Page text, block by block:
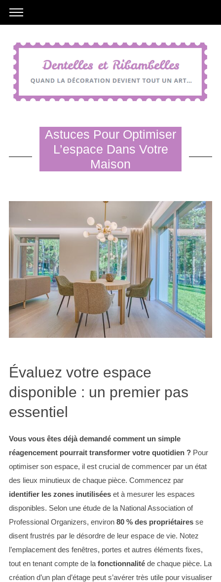
Astuces Pour Optimiser
L’espace Dans Votre
Maison
Évaluez votre espace
disponible : un premier pas
essentiel
Vous vous êtes déjà demandé comment un simple
réagencement pourrait transformer votre quotidien ?Pour
optimiser son espace, il est crucial de commencer par un état
des lieux minutieux de chaque pièce. Commencez par
identifier les zones inutiliséeset à mesurer les espaces
disponibles. Selon une étude de la National Association of
Professional Organizers, environ 80 % des propriétairesse
disent frustrés par le désordre de leur espace de vie. Notez
l’emplacement des fenêtres, portes et autres éléments fixes,
tout en tenant compte de la fonctionnalitéde chaque pièce. La
création d’un plan d’étage peut s’avérer très utile pour visualiser